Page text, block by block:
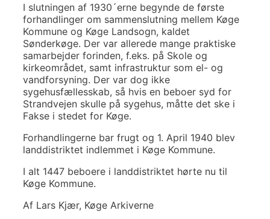
I slutningen af 1930´erne begynde de første
forhandlinger om sammenslutning mellem Køge
Kommune og Køge Landsogn, kaldet
Sønderkøge. Der var allerede mange praktiske
samarbejder forinden, f.eks. på Skole og
kirkeområdet, samt infrastruktur som el- og
vandforsyning. Der var dog ikke
sygehusfællesskab, så hvis en beboer syd for
Strandvejen skulle på sygehus, måtte det ske i
Fakse i stedet for Køge.
Forhandlingerne bar frugt og 1. April 1940 blev
landdistriktet indlemmet i Køge Kommune.
I alt 1447 beboere i landdistriktet hørte nu til
Køge Kommune.
Af Lars Kjær, Køge Arkiverne